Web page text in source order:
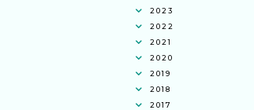
2023
2022
2021
2020
2019
2018
2017